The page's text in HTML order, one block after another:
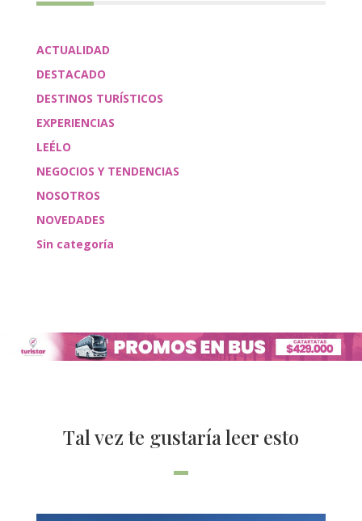
ACTUALIDAD
DESTACADO
DESTINOS TURÍSTICOS
EXPERIENCIAS
LEÉLO
NEGOCIOS Y TENDENCIAS
NOSOTROS
NOVEDADES
Sin categoría
Tal vez te gustaría leer esto